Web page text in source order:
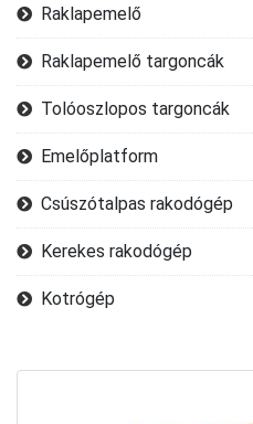
Raklapemelő
Raklapemelő targoncák
Tolóoszlopos targoncák
Emelőplatform
Csúszótalpas rakodógép
Kerekes rakodógép
Kotrógép